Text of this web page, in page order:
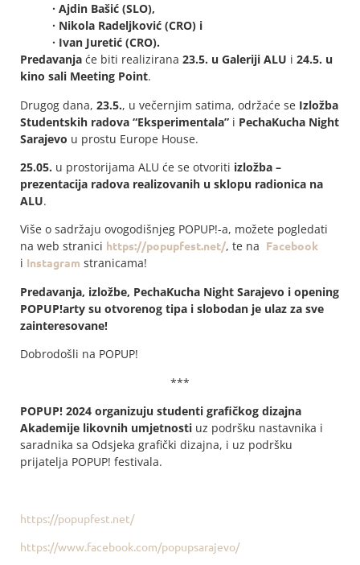
· Ajdin Bašić (SLO),
· Nikola Radeljković (CRO) i
· Ivan Juretić (CRO).
Predavanja će biti realizirana 23.5. u Galeriji ALU i 24.5. u
kino sali Meeting Point.
Drugog dana, 23.5., u večernjim satima, održaće se Izložba
Studentskih radova “Eksperimentala” i PechaKucha Night
Sarajevo u prostu Europe House.
25.05. u prostorijama ALU će se otvoriti izložba –
prezentacija radova realizovanih u sklopu radionica na
ALU.
Više o sadržaju ovogodišnjeg POPUP!-a, možete pogledati
na web stranici https://popupfest.net/, te na Facebook
i Instagram stranicama!
Predavanja, izložbe, PechaKucha Night Sarajevo i opening
POPUP!arty su otvorenog tipa i slobodan je ulaz za sve
zainteresovane!
Dobrodošli na POPUP!
***
POPUP! 2024 organizuju studenti grafičkog dizajna
Akademije likovnih umjetnosti uz podršku nastavnika i
saradnika sa Odsjeka grafički dizajna, i uz podršku
prijatelja POPUP! festivala.
https://popupfest.net/
https://www.facebook.com/popupsarajevo/